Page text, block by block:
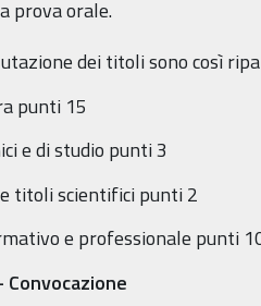
prova orale.
dei titoli sono così
punti 15
e di studio punti 3
titoli scientifici punti 2
e professionale punti
Convocazione